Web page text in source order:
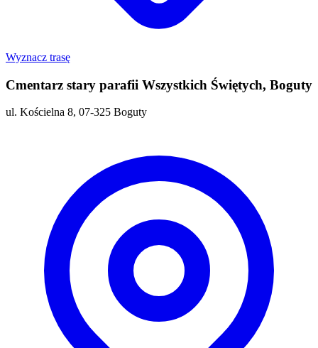
Wyznacz trasę
Cmentarz stary parafii Wszystkich Świętych, Boguty
ul. Kościelna 8, 07-325 Boguty